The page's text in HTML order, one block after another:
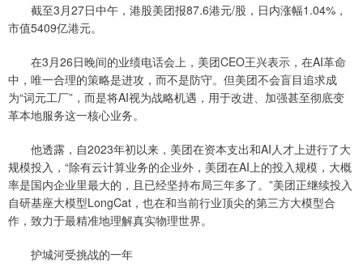
截至3月27日中午，港股美团报87.6港元/股，日内涨幅1.04%，
市值5409亿港元。
在3月26日晚间的业绩电话会上，美团CEO王兴表示，在AI革命
中，唯一合理的策略是进攻，而不是防守。但美团不会盲目追求成
为“词元工厂”，而是将AI视为战略机遇，用于改进、加强甚至彻底变
革本地服务这一核心业务。
他透露，自2023年初以来，美团在资本支出和AI人才上进行了大
规模投入，“除有云计算业务的企业外，美团在AI上的投入规模，大概
率是国内企业里最大的，且已经坚持布局三年多了。”美团正继续投入
自研基座大模型LongCat，也在和当前行业顶尖的第三方大模型合
作，致力于最精准地理解真实物理世界。
护城河受挑战的一年